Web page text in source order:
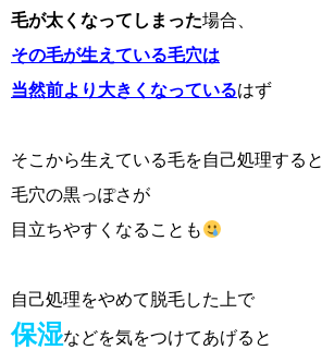
毛が太くなってしまった場合、
その毛が生えている毛穴は
当然前より大きくなっているはず
そこから生えている毛を自己処理すると
毛穴の黒っぽさが
目立ちやすくなることも
自己処理をやめて脱毛した上で
保湿などを気をつけてあげると